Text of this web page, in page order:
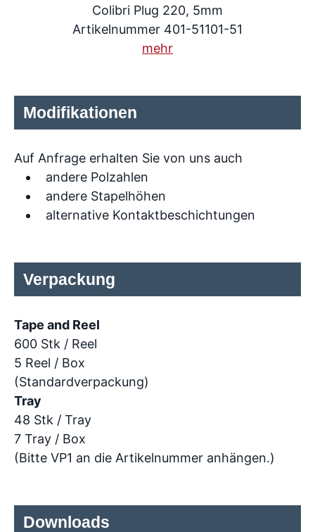
Colibri Plug 220, 5mm
Artikelnummer 401-51101-51
mehr
Modifikationen
Auf Anfrage erhalten Sie von uns auch
andere Polzahlen
andere Stapelhöhen
alternative Kontaktbeschichtungen
Verpackung
Tape and Reel
600 Stk / Reel
5 Reel / Box
(Standardverpackung)
Tray
48 Stk / Tray
7 Tray / Box
(Bitte VP1 an die Artikelnummer anhängen.)
Downloads